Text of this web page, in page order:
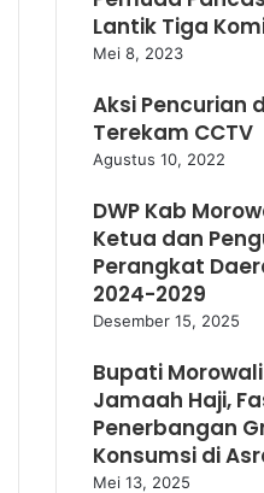
Lantik Tiga
Mei 8, 2023
Aksi Pencurian
Terekam CCTV
Agustus 10, 2022
DWP Kab
Ketua dan
Perangkat
2024-2029
Desember 15, 2025
Bupati
Jamaah Haji,
Penerbangan
Konsumsi di
Mei 13, 2025